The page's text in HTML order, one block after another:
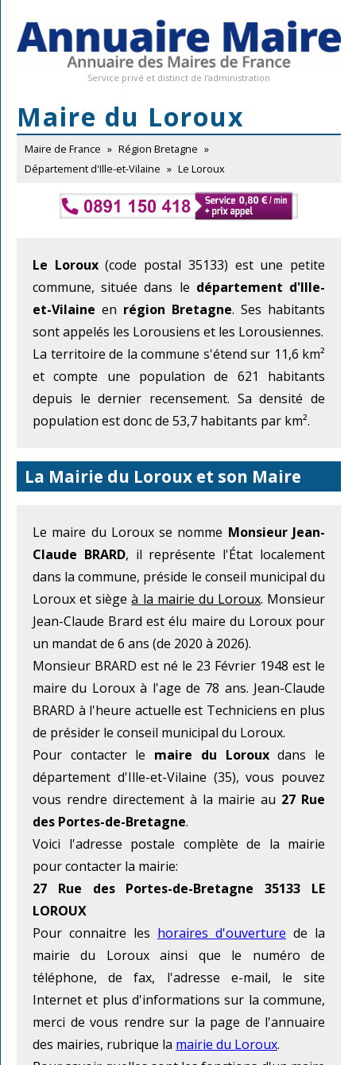
Service privé et distinct de l'administration
Maire du Loroux
Maire de France » Région Bretagne »
Département d'Ille-et-Vilaine » Le Loroux
Le Loroux(code postal 35133) est une petite
commune, située dans le département d'Ille-
et-Vilaine en région Bretagne. Ses habitants
sont appelés les Lorousiens et les Lorousiennes.
La territoire de la commune s'étend sur 11,6 km²
et compte une population de 621 habitants
depuis le dernier recensement. Sa densité de
population est donc de 53,7 habitants par km².
La Mairie du Loroux et son Maire
Le maire du Loroux se nomme Monsieur Jean-
Claude BRARD, il représente l'État localement
dans la commune, préside le conseil municipal du
Loroux et siègeà la mairie du Loroux. Monsieur
Jean-Claude Brard est élu maire du Loroux pour
un mandat de 6 ans (de 2020 à 2026).
Monsieur BRARD est né le 23 Février 1948 est le
maire du Loroux à l'age de 78 ans. Jean-Claude
BRARD à l'heure actuelle est Techniciens en plus
de présider le conseil municipal du Loroux.
Pour contacter le maire du Lorouxdans le
département d'Ille-et-Vilaine (35), vous pouvez
vous rendre directement à la mairie au 27 Rue
des Portes-de-Bretagne.
Voici l'adresse postale complète de la mairie
pour contacter la mairie:
27 Rue des Portes-de-Bretagne 35133 LE
LOROUX
Pour connaitre les horaires d'ouverture de la
mairie du Loroux ainsi que le numéro de
téléphone, de fax, l'adresse e-mail, le site
Internet et plus d'informations sur la commune,
merci de vous rendre sur la page de l'annuaire
des mairies, rubrique la mairie du Loroux.